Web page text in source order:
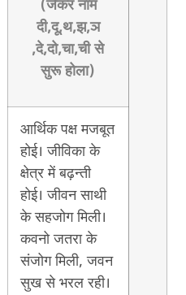
(जेकर नाम
दी,दू,थ,झ,ञ
,दे,दो,चा,ची से
सुरू होला)
आर्थिक पक्ष मजबूत
होई। जीविका के
क्षेत्र में बढ़न्ती
होई। जीवन साथी
के सहजोग मिली।
कवनो जतरा के
संजोग मिली, जवन
सुख से भरल रही।